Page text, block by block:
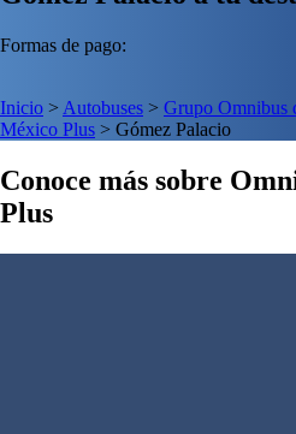
Formas de pago:
Inicio > Autobuses > Grupo Omnibus
México Plus > Gómez Palacio
Conoce más sobre
Plus